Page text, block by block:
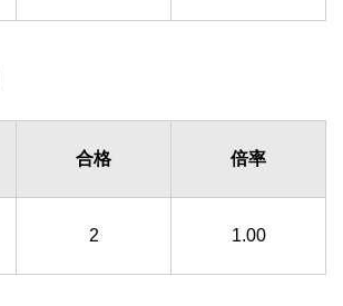
合格 倍率
2 1.00